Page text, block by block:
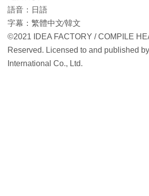
語音：日語
字幕：繁體中文∕韓文
©2021 IDEA FACTORY / COMPILE
Reserved. Licensed to and published
International Co., Ltd.